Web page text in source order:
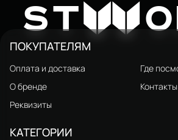
STW
ПОКУПАТЕЛЯМ
Оплата и доставка
Где
О бренде
Контакты
Реквизиты
КАТЕГОРИИ